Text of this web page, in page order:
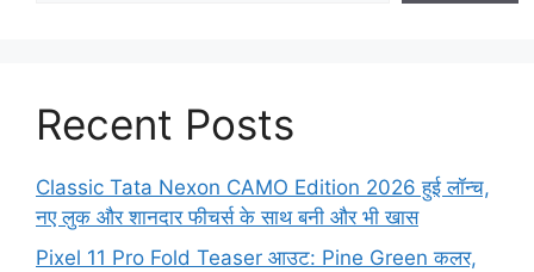
Recent Posts
Classic Tata Nexon CAMO Edition 2026 हुई लॉन्च,
नए लुक और शानदार फीचर्स के साथ बनी और भी खास
Pixel 11 Pro Fold Teaser आउट: Pine Green कलर,